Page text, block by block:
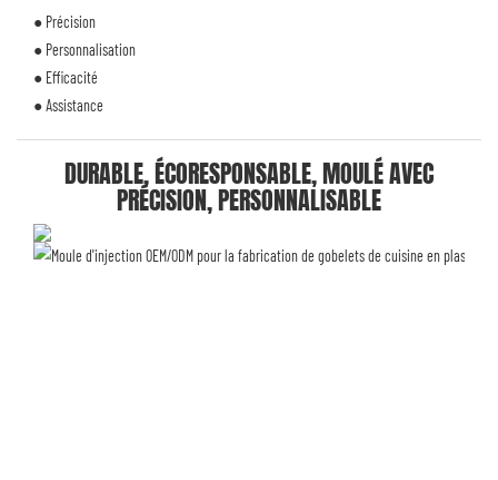
● Précision
● Personnalisation
● Efficacité
● Assistance
DURABLE, ÉCORESPONSABLE, MOULÉ AVEC
PRÉCISION, PERSONNALISABLE